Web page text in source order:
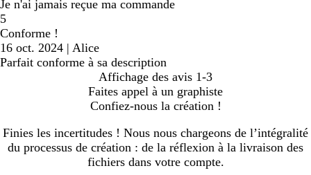
Je n'ai jamais reçue ma commande
5
Conforme !
16 oct. 2024 | Alice
Parfait conforme à sa description
Affichage des avis 1-3
Faites appel à un graphiste
Confiez-nous la création !
Finies les incertitudes ! Nous nous chargeons de l’intégralité
du processus de création : de la réflexion à la livraison des
fichiers dans votre compte.